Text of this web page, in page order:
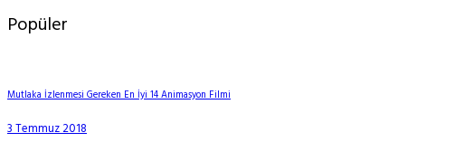
Popüler
Mutlaka İzlenmesi Gereken En İyi 14 Animasyon Filmi
3 Temmuz 2018